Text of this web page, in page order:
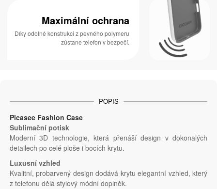
Maximální ochrana
Díky odolné konstrukci z pevného polymeru
zůstane telefon v bezpečí.
POPIS
Picasee Fashion Case
Sublimační potisk
Moderní 3D technologie, která přenáší design v dokonalých
detailech po celé ploše i bocích krytu.
Luxusní vzhled
Kvalitní, probarvený design dodává krytu elegantní vzhled, který
z telefonu dělá stylový módní doplněk.